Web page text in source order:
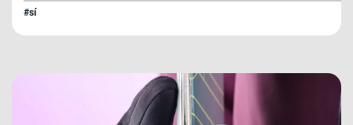
#sí